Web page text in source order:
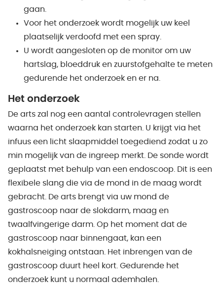
gaan.
Voor het onderzoek wordt mogelijk uw keel
plaatselijk verdoofd met een spray.
U wordt aangesloten op de monitor om uw
hartslag, bloeddruk en zuurstofgehalte te meten
gedurende het onderzoek en er na.
Het onderzoek
De arts zal nog een aantal controlevragen stellen
waarna het onderzoek kan starten. U krijgt via het
infuus een licht slaapmiddel toegediend zodat u zo
min mogelijk van de ingreep merkt. De sonde wordt
geplaatst met behulp van een endoscoop. Dit is een
flexibele slang die via de mond in de maag wordt
gebracht. De arts brengt via uw mond de
gastroscoop naar de slokdarm, maag en
twaalfvingerige darm. Op het moment dat de
gastroscoop naar binnengaat, kan een
kokhalsneiging ontstaan. Het inbrengen van de
gastroscoop duurt heel kort. Gedurende het
onderzoek kunt u normaal ademhalen.